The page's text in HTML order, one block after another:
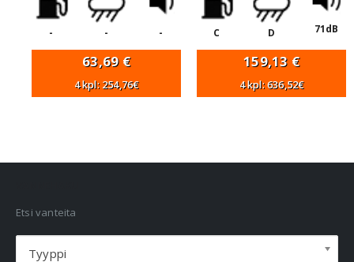
- - -
63,69 €
4 kpl: 254,76€
C D 71dB
159,13 €
4 kpl: 636,52€
Etsi vanteita
Tyyppi